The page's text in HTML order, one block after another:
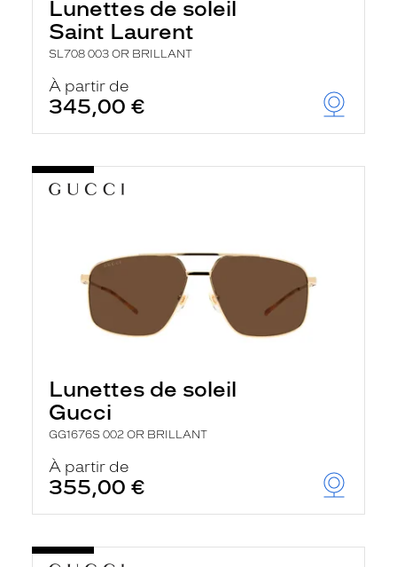
Lunettes de soleil
Saint Laurent
SL708 003 OR BRILLANT
À partir de
345,00 €
Lunettes de soleil
Gucci
GG1676S 002 OR BRILLANT
À partir de
355,00 €